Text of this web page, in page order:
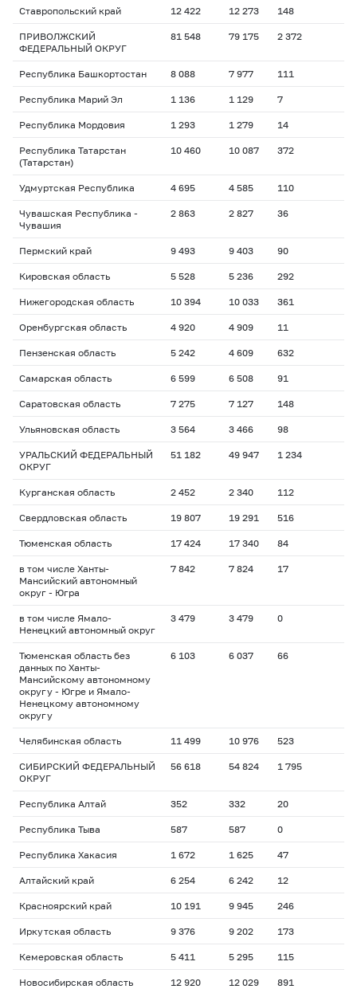
Ставропольский край 12 422 12 273 148
ПРИВОЛЖСКИЙ
ФЕДЕРАЛЬНЫЙ ОКРУГ
81 548 79 175 2 372
Республика Башкортостан 8 088 7 977 111
Республика Марий Эл 1 136 1 129 7
Республика Мордовия 1 293 1 279 14
Республика Татарстан
(Татарстан)
10 460 10 087 372
Удмуртская Республика 4 695 4 585 110
Чувашская Республика -
Чувашия
2 863 2 827 36
Пермский край 9 493 9 403 90
Кировская область 5 528 5 236 292
Нижегородская область 10 394 10 033 361
Оренбургская область 4 920 4 909 11
Пензенская область 5 242 4 609 632
Самарская область 6 599 6 508 91
Саратовская область 7 275 7 127 148
Ульяновская область 3 564 3 466 98
УРАЛЬСКИЙ ФЕДЕРАЛЬНЫЙ
ОКРУГ
51 182 49 947 1 234
Курганская область 2 452 2 340 112
Свердловская область 19 807 19 291 516
Тюменская область 17 424 17 340 84
в том числе Ханты-
Мансийский автономный
округ - Югра
7 842 7 824 17
в том числе Ямало-
Ненецкий автономный округ
3 479 3 479 0
Тюменская область без
данных по Ханты-
Мансийскому автономному
округу - Югре и Ямало-
Ненецкому автономному
округу
6 103 6 037 66
Челябинская область 11 499 10 976 523
СИБИРСКИЙ ФЕДЕРАЛЬНЫЙ
ОКРУГ
56 618 54 824 1 795
Республика Алтай 352 332 20
Республика Тыва 587 587 0
Республика Хакасия 1 672 1 625 47
Алтайский край 6 254 6 242 12
Красноярский край 10 191 9 945 246
Иркутская область 9 376 9 202 173
Кемеровская область 5 411 5 295 115
Новосибирская область 12 920 12 029 891